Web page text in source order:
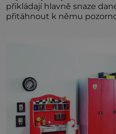
přikládají hlavně snaze
přitáhnout k němu